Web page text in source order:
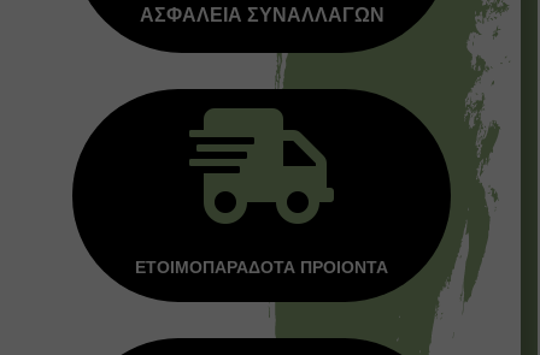
ΑΣΦΑΛΕΙΑ ΣΥΝΑΛΛΑΓΩΝ

ΕΤΟΙΜΟΠΑΡΑΔΟΤΑ ΠΡΟΙΟΝΤΑ